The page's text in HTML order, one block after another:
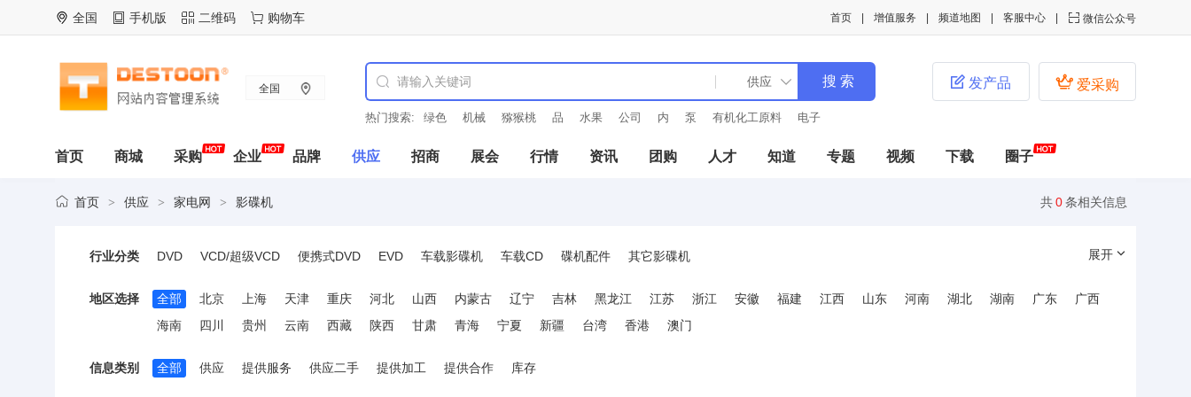
全国 手机版 二维码 购物车  微信公众号
客服中心
频道地图
增值服务
首页
全国
热门搜索: 绿色 机械 猕猴桃 品 水果 公司 内 泵 有机化工原料 电子
 爱采购
 发产品
首页 商城 采购 企业 品牌 供应 招商 展会 行情 资讯 团购 人才 知道 专题 视频 下载 圈子
共0条相关信息
首页 > 供应 > 家电网 > 影碟机
行业分类 DVD VCD/超级VCD 便携式DVD EVD 车载影碟机 车载CD 碟机配件 其它影碟机 展开
地区选择 全部 北京 上海 天津 重庆 河北 山西 内蒙古 辽宁 吉林 黑龙江 江苏 浙江 安徽 福建 江西 山东 河南 湖北 湖南 广东
广西
海南
四川 贵州 云南 西藏 陕西 甘肃 青海 宁夏 新疆 台湾 香港 澳门
信息类别 全部 供应 提供服务 供应二手 提供加工 提供合作 库存